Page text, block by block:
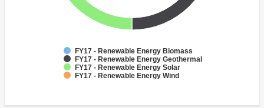
FY17 - Renewable Energy Biomass
FY17 - Renewable Energy Geothermal
FY17 - Renewable Energy Solar
FY17 - Renewable Energy Wind